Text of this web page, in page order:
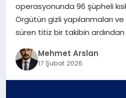
SAĞLIK
EĞITIM
operasyonunda 96 şüpheli
Örgütün gizli yapılanmaları
süren titiz bir takibin
Mehmet Arslan
17 Şubat 2026